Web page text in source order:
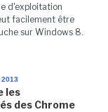
d'exploitation
facilement être
sur Windows 8.
2013
les
des Chrome